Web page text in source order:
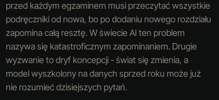
przed każdym egzaminem musi przeczytać wszystkie
podręczniki od nowa, bo po dodaniu nowego rozdziału
zapomina całą resztę. W świecie AI ten problem
nazywa się katastroficznym zapominaniem. Drugie
wyzwanie to dryf koncepcji - świat się zmienia, a
model wyszkolony na danych sprzed roku może już
nie rozumieć dzisiejszych pytań.